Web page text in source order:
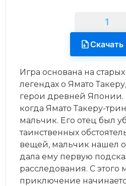
Скачать
1
Игра основана на
легендах о Ямато
герои древней Японии.
когда Ямато Такеру-
мальчик. Его отец был
таинственных
вещей, мальчик нашел
дала ему первую
расследования. С этого
приключение